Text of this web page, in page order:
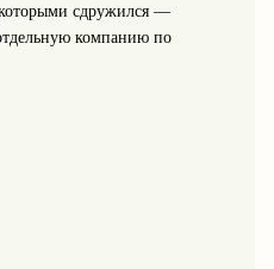
сдружился —
компанию по